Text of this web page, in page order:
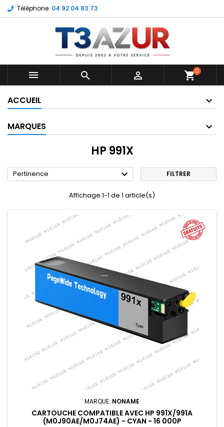
Téléphone: 04 92 04 83 73
   shopping_cart0
ACCUEIL
MARQUES
HP 991X
Pertinence  FILTRER
Affichage 1-1 de 1 article(s)
MARQUE: NONAME
CARTOUCHE COMPATIBLE AVEC HP 991X/991A
(M0J90AE/M0J74AE) - CYAN - 16 000P